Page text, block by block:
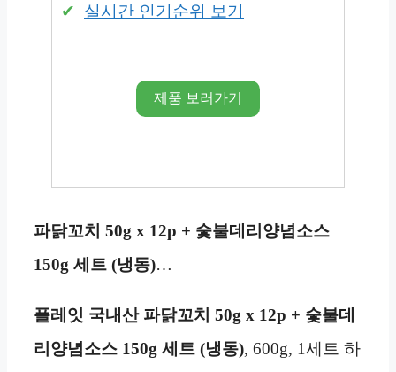
실시간 인기순위 보기
제품 보러가기
파닭꼬치 50g x 12p + 숯불데리양념소스
150g 세트 (냉동)…
플레잇 국내산 파닭꼬치 50g x 12p + 숯불데
리양념소스 150g 세트 (냉동), 600g, 1세트 하